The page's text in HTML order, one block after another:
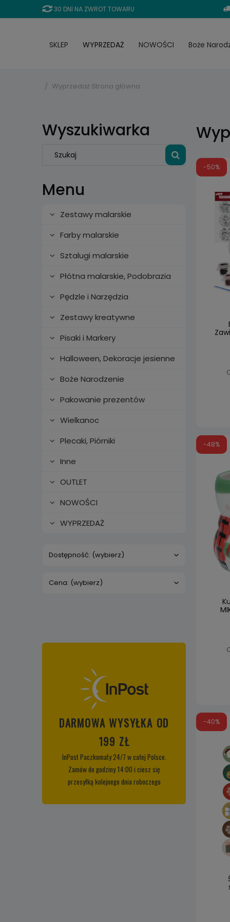
30 DNI NA ZWROT TOWARU
SKLEP WYPRZEDAŻ NOWOŚCI Boże
Wyprzedaż Strona główna
Wyszukiwarka
Menu
Zestawy malarskie
Farby malarskie
Sztalugi malarskie
Płótna malarskie, Podobrazia
Pędzle i Narzędzia
Zestawy kreatywne
Pisaki i Markery
Halloween, Dekoracje jesienne
Boże Narodzenie
Pakowanie prezentów
Wielkanoc
Plecaki, Piórniki
Inne
OUTLET
NOWOŚCI
WYPRZEDAŻ
Dostępność: (wybierz)
Cena: (wybierz)
DARMOWA WYSYŁKA OD
199 ZŁ
InPost Paczkomaty 24/7 w całej Polsce.
Zamów do godziny 14:00 i ciesz się
przesyłką kolejnego dnia roboczego
-50%
-48%
-40%